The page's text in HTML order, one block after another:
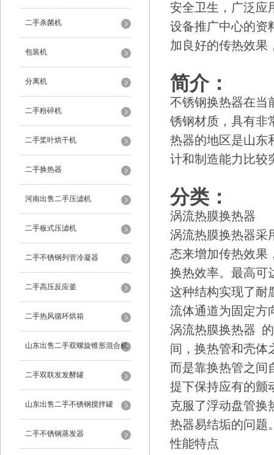
二手杀菌机
包装机
分离机
二手粉碎机
二手桨叶烘干机
二手换热器
河南出售二手压滤机
二手板式压滤机
二手不锈钢列管冷凝器
二手高压反应釜
二手热风循环烘箱
山东出售二手双螺旋锥形混合机
二手双联发发酵罐
山东出售二手不锈钢搅拌罐
二手不锈钢蒸发器
安全卫生，广泛应
设备推广中心的资
加良好的传热效果
简介：
不锈钢换热器在当
锈钢材质，具有非
热器的地区是山东
计和制造能力比较
分类：
涡流热膜换热器
涡流热膜换热器采
态来增加传热效果
换热效率。最高可
这种结构实现了耐
流体通道为固定方
涡流热膜换热器
间，换热管和壳体
而是靠换热管之间
提下保持应有的颤
克服了浮动盘管换
热器易结垢的问题
性能特点